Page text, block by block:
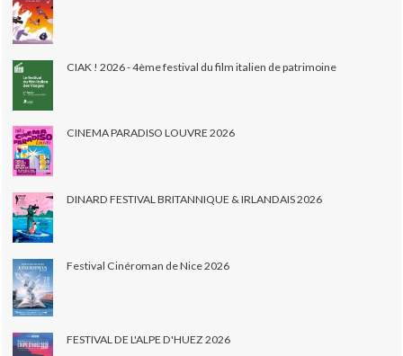
CIAK ! 2026 - 4ème festival du film italien de patrimoine
CINEMA PARADISO LOUVRE 2026
DINARD FESTIVAL BRITANNIQUE & IRLANDAIS 2026
Festival Cinéroman de Nice 2026
FESTIVAL DE L'ALPE D'HUEZ 2026